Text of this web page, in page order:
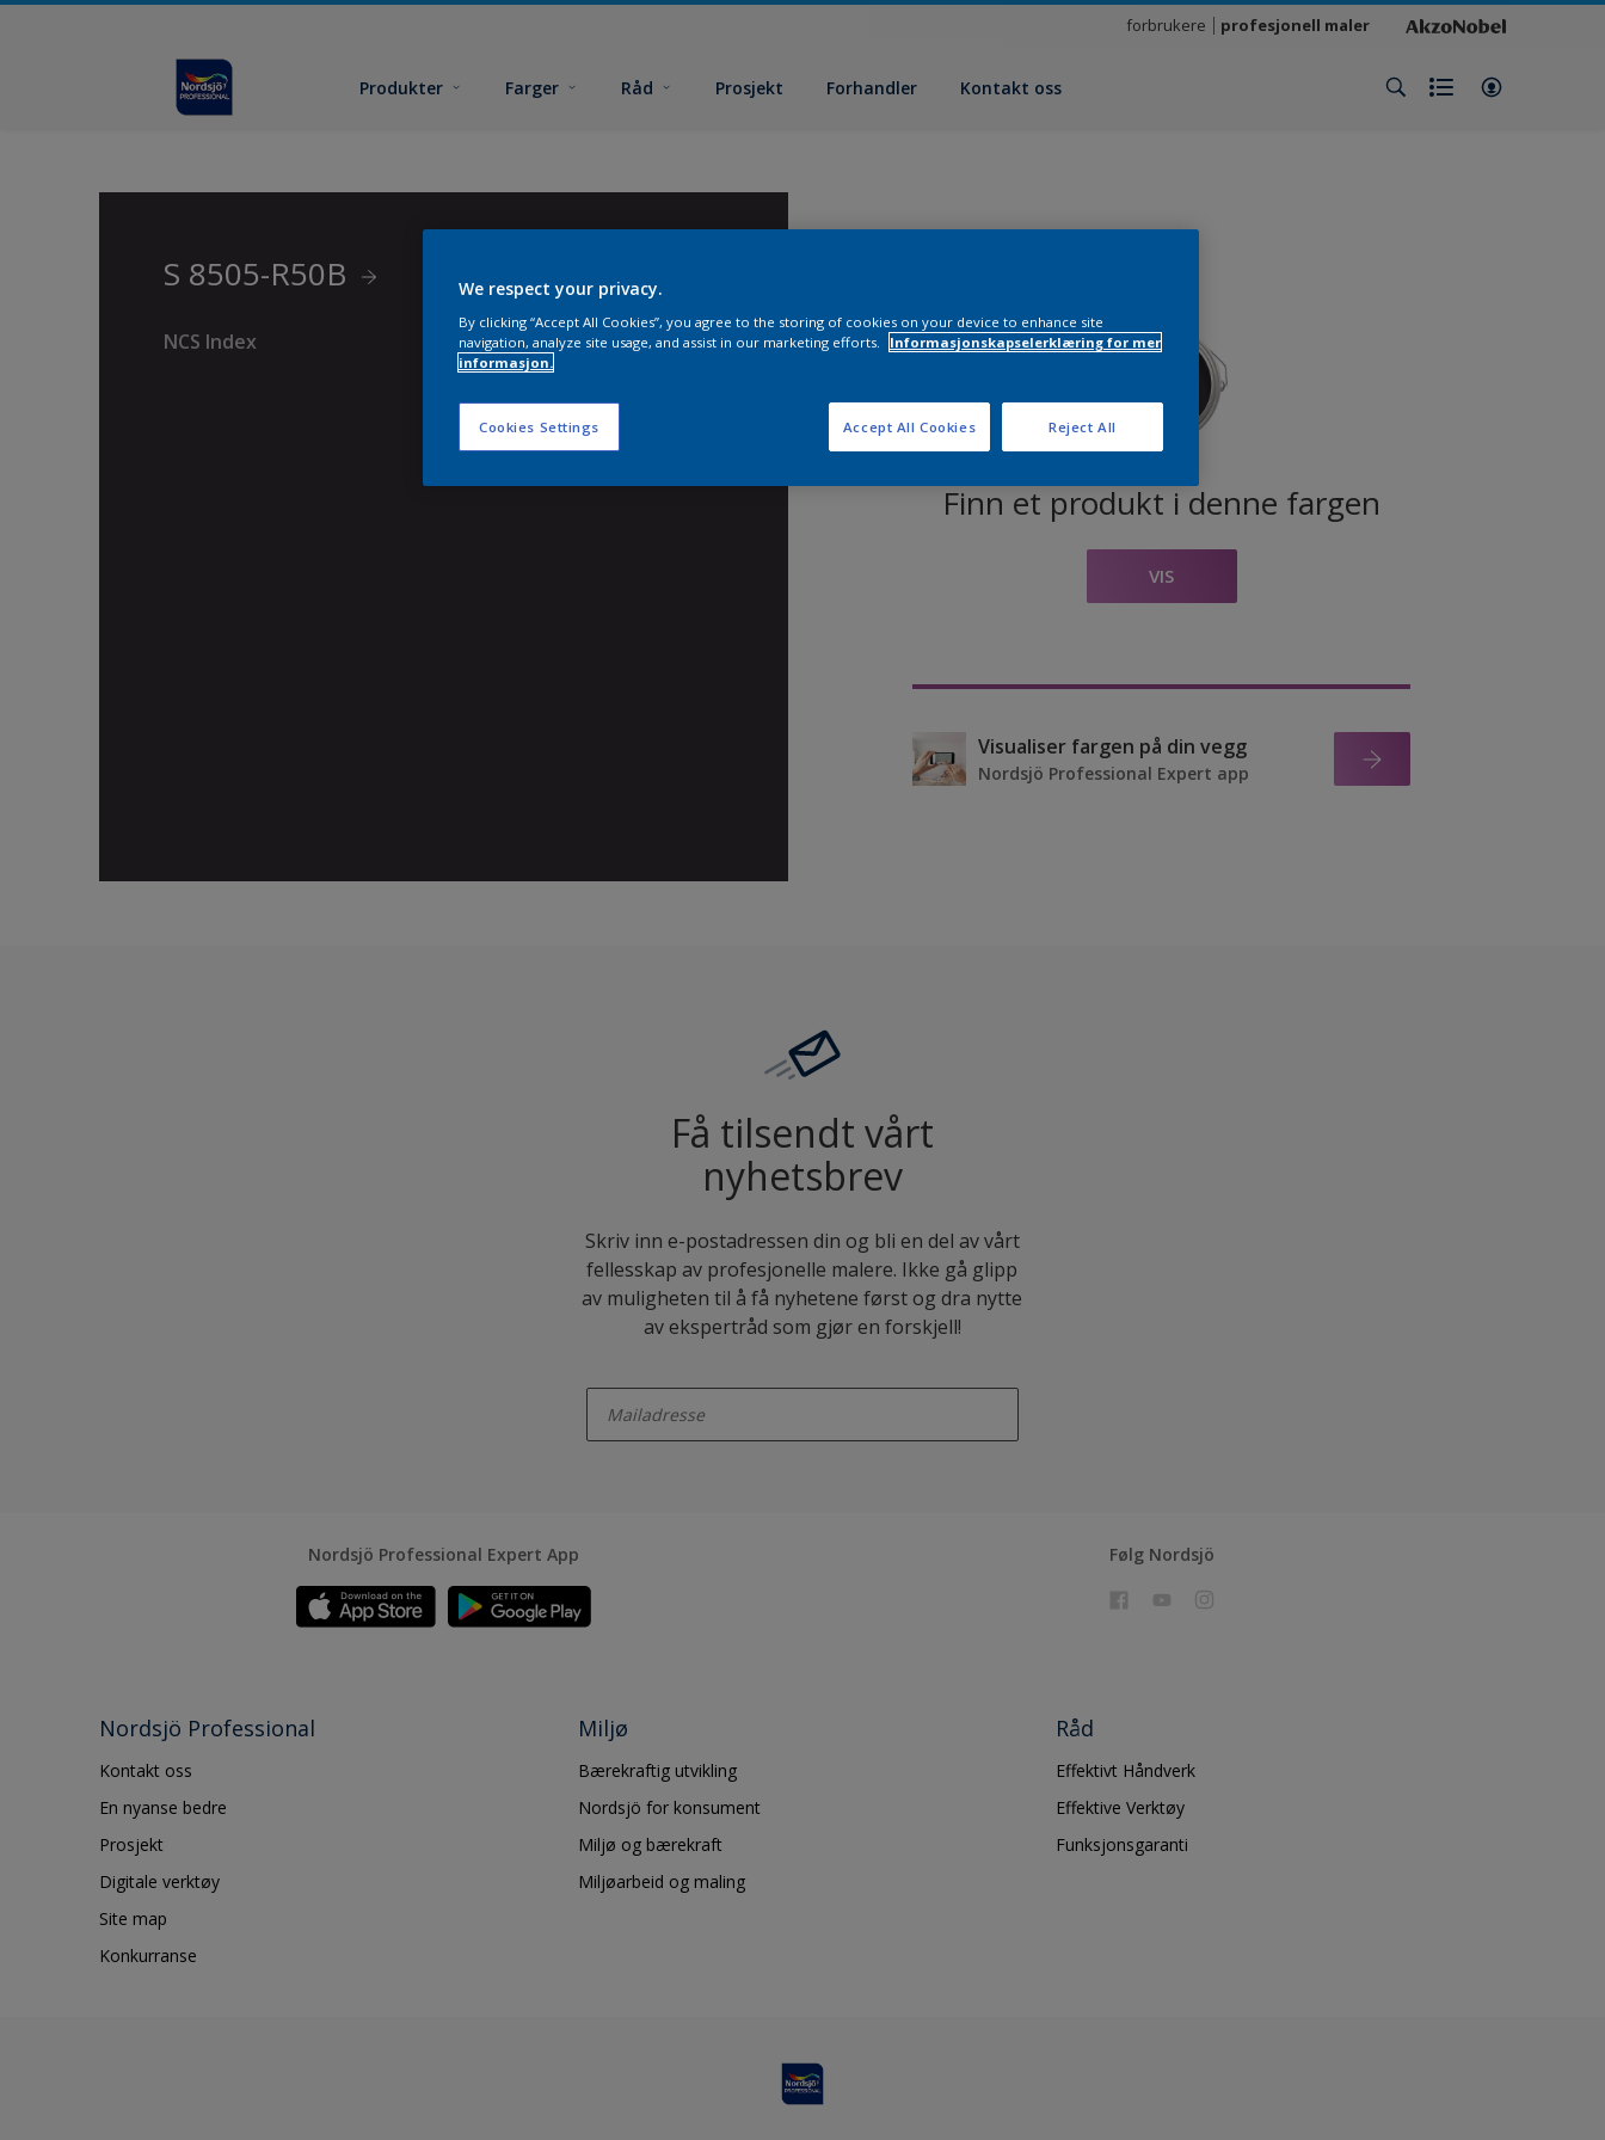
forbrukere profesjonell maler
Produkter Farger Råd Prosjekt Forhandler Kontakt oss
S 8505-R50B
NCS Index
Finn et produkt i denne fargen
VIS
Visualiser fargen på din vegg
Nordsjö Professional Expert app
Få tilsendt vårt
nyhetsbrev
Skriv inn e-postadressen din og bli en del av vårt
fellesskap av profesjonelle malere. Ikke gå glipp
av muligheten til å få nyhetene først og dra nytte
av ekspertråd som gjør en forskjell!
Nordsjö Professional Expert App Følg Nordsjö
Nordsjö Professional
Kontakt oss
En nyanse bedre
Prosjekt
Digitale verktøy
Site map
Konkurranse
Miljø
Bærekraftig utvikling
Nordsjö for konsument
Miljø og bærekraft
Miljøarbeid og maling
Råd
Effektivt Håndverk
Effektive Verktøy
Funksjonsgaranti
We respect your privacy.
By clicking “Accept All Cookies”, you agree to the storing of cookies on your device to enhance site
navigation, analyze site usage, and assist in our marketing efforts.
Informasjonskapselerklæring for mer
informasjon.
Cookies Settings Reject All
Accept All Cookies